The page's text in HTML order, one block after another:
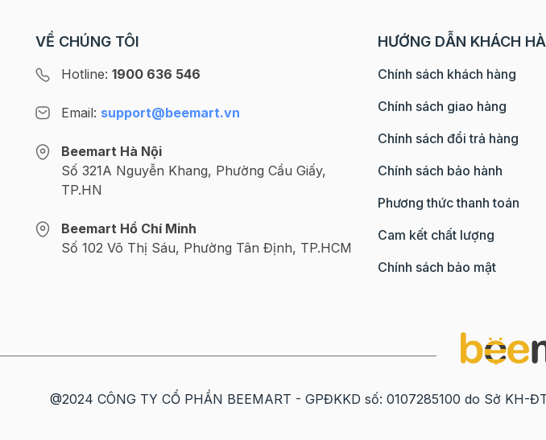
VỀ CHÚNG TÔI
Hotline: 1900 636 546
Email: support@beemart.vn
Beemart Hà Nội
Số 321A Nguyễn Khang, Phường Cầu Giấy,
TP.HN
Beemart Hồ Chí Minh
Số 102 Võ Thị Sáu, Phường Tân Định, TP.HCM
HƯỚNG DẪN KHÁCH
Chính sách khách hàng
Chính sách giao hàng
Chính sách đổi trả hàng
Chính sách bảo hành
Phương thức thanh toán
Cam kết chất lượng
Chính sách bảo mật
@2024 CÔNG TY CỔ PHẦN BEEMART - GPĐKKD số: 0107285100 do Sở KH-